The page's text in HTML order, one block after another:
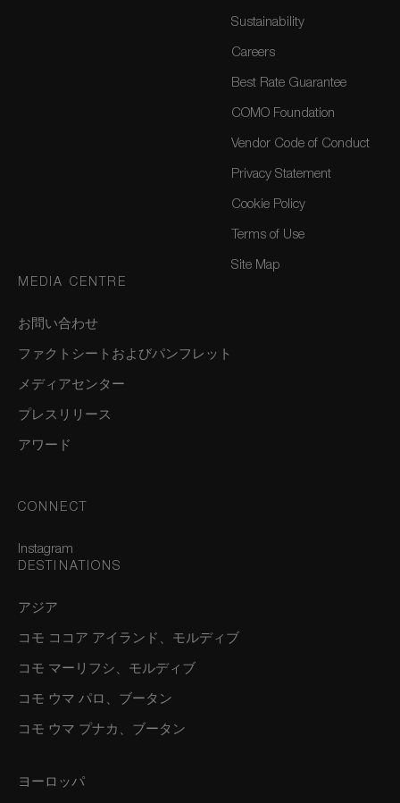
Sustainability
Careers
Best Rate Guarantee
COMO Foundation
Vendor Code of Conduct
Privacy Statement
Cookie Policy
Terms of Use
Site Map
MEDIA CENTRE
お問い合わせ
ファクトシートおよびパンフレット
メディアセンター
プレスリリース
アワード
CONNECT
Instagram
DESTINATIONS
アジア
コモ ココア アイランド、モルディブ
コモ マーリフシ、モルディブ
コモ ウマ パロ、ブータン
コモ ウマ プナカ、ブータン
ヨーロッパ